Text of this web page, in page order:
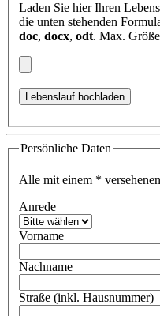
Laden Sie hier Ihren
die unten stehenden
doc, docx, odt. Max. Größe
Persönliche Daten
Alle mit einem *
Anrede
Vorname
Nachname
Straße (inkl. Hausnummer)